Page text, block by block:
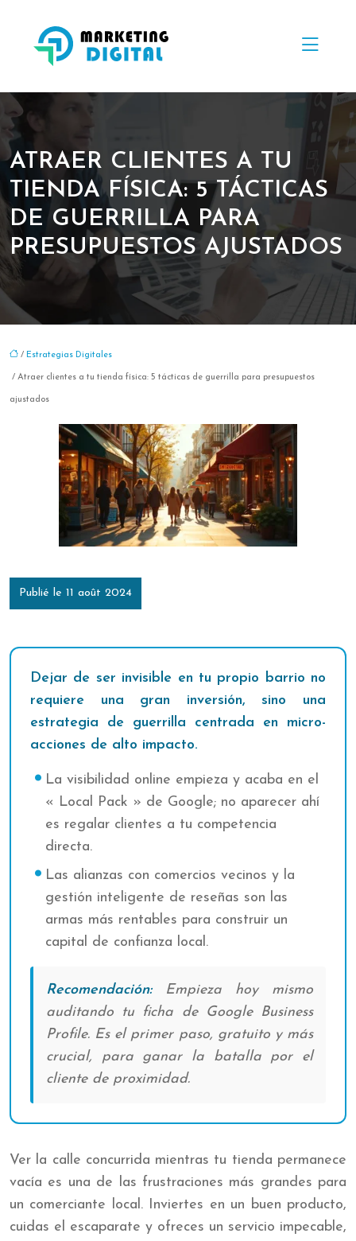
ATRAER CLIENTES A TU
TIENDA FÍSICA: 5 TÁCTICAS
DE GUERRILLA PARA
PRESUPUESTOS AJUSTADOS
/ Estrategias Digitales
/ Atraer clientes a tu tienda física: 5 tácticas de guerrilla para presupuestos
ajustados
Publié le 11 août 2024
Dejar de ser invisible en tu propio barrio no
requiere una gran inversión, sino una
estrategia de guerrilla centrada en micro-
acciones de alto impacto.
La visibilidad online empieza y acaba en el
« Local Pack » de Google; no aparecer ahí
es regalar clientes a tu competencia
directa.
Las alianzas con comercios vecinos y la
gestión inteligente de reseñas son las
armas más rentables para construir un
capital de confianza local.
Recomendación:Empieza hoy mismo
auditando tu ficha de Google Business
Profile. Es el primer paso, gratuito y más
crucial, para ganar la batalla por el
cliente de proximidad.
Ver la calle concurrida mientras tu tienda permanece
vacía es una de las frustraciones más grandes para
un comerciante local. Inviertes en un buen producto,
cuidas el escaparate y ofreces un servicio impecable,